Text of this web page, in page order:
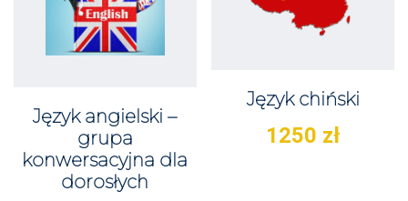
Język angielski –
grupa
konwersacyjna dla
dorosłych
Język chiński
1250 zł